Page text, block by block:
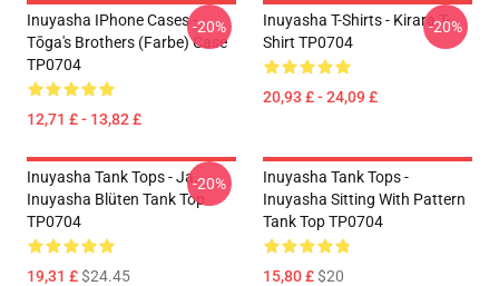
Inuyasha IPhone Cases -
Tōga's Brothers (Farbe) Case
TP0704
12,71 £ - 13,82 £
-20%
Inuyasha T-Shirts - Kirara T-
Shirt TP0704
20,93 £ - 24,09 £
-20%
Inuyasha Tank Tops - Ja.
Inuyasha Blüten Tank Top
TP0704
19,31 £$24.45
-20%
Inuyasha Tank Tops -
Inuyasha Sitting With Pattern
Tank Top TP0704
15,80 £$20